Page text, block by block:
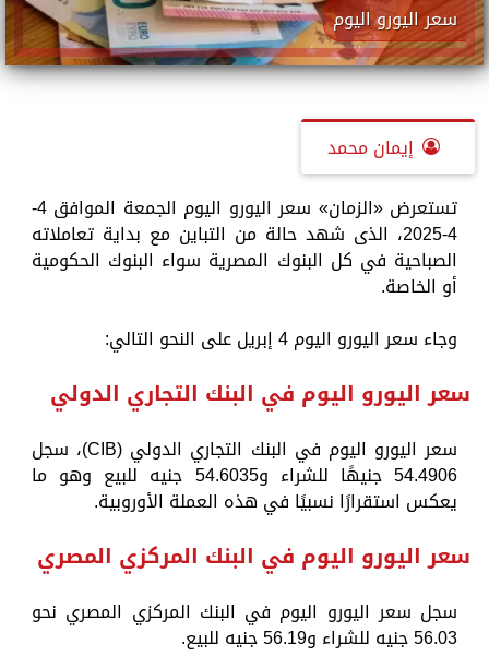
سعر اليورو اليوم
إيمان محمد
تستعرض «الزمان» سعر اليورو اليوم الجمعة الموافق 4-
4-2025، الذى شهد حالة من التباين مع بداية تعاملاته
الصباحية في كل البنوك المصرية سواء البنوك الحكومية
أو الخاصة.
وجاء سعر اليورو اليوم 4 إبريل على النحو التالي:
سعر اليورو اليوم في البنك التجاري الدولي
سعر اليورو اليوم في البنك التجاري الدولي (CIB)، سجل
54.4906 جنيهًا للشراء و54.6035 جنيه للبيع وهو ما
يعكس استقرارًا نسبيًا في هذه العملة الأوروبية.
سعر اليورو اليوم في البنك المركزي المصري
سجل سعر اليورو اليوم في البنك المركزي المصري نحو
56.03 جنيه للشراء و56.19 جنيه للبيع.